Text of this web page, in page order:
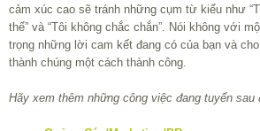
cảm xúc cao sẽ tránh những cụm từ kiểu như
thể” và “Tôi không chắc chắn”. Nói không với
trọng những lời cam kết đang có của bạn và
thành chúng một cách thành công.
Hãy xem thêm những công việc đang tuyển sau